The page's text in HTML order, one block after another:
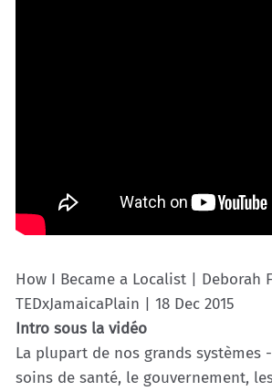
How I Became a Localist | Deborah
TEDxJamaicaPlain | 18 Dec 2015
Intro sous la vidéo
La plupart de nos grands systèmes
soins de santé, le gouvernement,